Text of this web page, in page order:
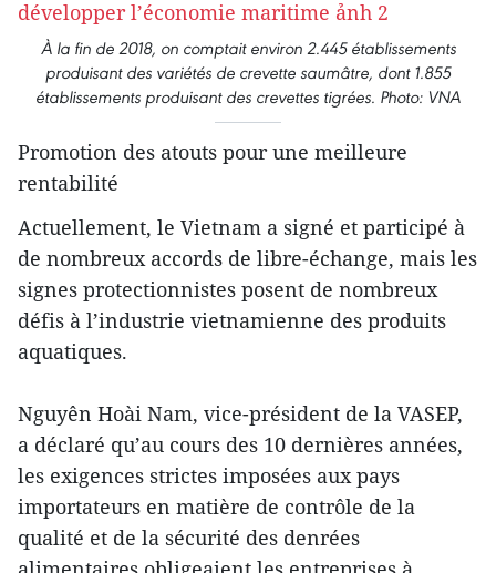
À la fin de 2018, on comptait environ 2.445 établissements
produisant des variétés de crevette saumâtre, dont 1.855
établissements produisant des crevettes tigrées. Photo: VNA
Promotion des atouts pour une meilleure
rentabilité
Actuellement, le Vietnam a signé et participé à
de nombreux accords de libre-échange, mais les
signes protectionnistes posent de nombreux
défis à l’industrie vietnamienne des produits
aquatiques.
Nguyên Hoài Nam, vice-président de la VASEP,
a déclaré qu’au cours des 10 dernières années,
les exigences strictes imposées aux pays
importateurs en matière de contrôle de la
qualité et de la sécurité des denrées